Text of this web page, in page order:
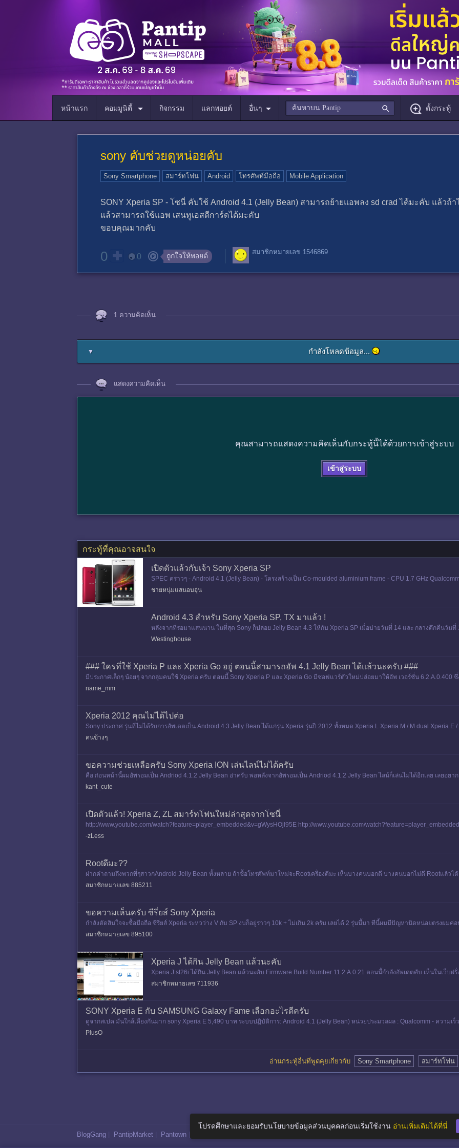
หน้าแรก คอมมูนิตี้ กิจกรรม แลกพอยต์ อื่นๆ ตั้งกระทู้
sony คับช่วยดูหน่อยคับ
Sony Smartphone สมาร์ทโฟน Android โทรศัพท์มือถือ Mobile Application
SONY Xperia SP - โซนี่ คับใช้ Android 4.1 (Jelly Bean) สามารถย้ายแอพลง sd crad ได้มะคับ แล้วถ้
แล้วสามารถใช้แอพ เสนทูเอสดีการ์ดได้มะคับ
ขอบคุณมากคับ
0 0 ถูกใจให้พอยต์ สมาชิกหมายเลข 1546869
1 ความคิดเห็น
▼ กำลังโหลดข้อมูล...
แสดงความคิดเห็น
คุณสามารถแสดงความคิดเห็นกับกระทู้นี้ได้ด้วยการเข้าสู่ระบบ
เข้าสู่ระบบ
กระทู้ที่คุณอาจสนใจ
เปิดตัวแล้วกับเจ้า Sony Xperia SP
SPEC คร่าวๆ - Android 4.1 (Jelly Bean) - โครงสร้างเป็น Co-moulded aluminium frame - CPU 1.7 GHz
นาดหน้าจอ 4.6 นิ้ว 1280 x 720 pixels - Son
ชายหนุ่มแสนอบอุ่น
Android 4.3 สำหรับ Sony Xperia SP, TX มาแล้ว !
หลังจากที่รอมาแสนนาน ในที่สุด Sony ก็ปล่อย Jelly Bean 4.3 ให้กับ Xperia SP เมื่อบ่ายวันที่ 14 และ กลางดึกคืนวันที่
ด้โลดผ่าน PC Companion นะครับ
Westinghouse
### ใครที่ใช้ Xperia P และ Xperia Go อยู่ ตอนนี้สามารถอัพ 4.1 Jelly Bean ได้แล้วนะครับ ###
มีประกาศเล็กๆ น้อยๆ จากกลุ่มคนใช้ Xperia ครับ ตอนนี้ Sony Xperia P และ Xperia Go มีซอฟแวร์ตัวใหม่ปล่อยมาให้อัพ เวอร์ชั่น 6.2.A.0.400
รุ่นนี
name_mm
Xperia 2012 คุณไม่ได้ไปต่อ
Sony ประกาศ รุ่นที่ไม่ได้รับการอัพเดตเป็น Android 4.3 Jelly Bean ได้แก่รุ่น Xperia รุ่นปี 2012 ทั้งหมด Xperia L Xperia M / M dual Xperia
4.3
คนข้างๆ
ขอความช่วยเหลือครับ Sony Xperia ION เล่นไลน์ไม่ได้ครับ
คือ ก่อนหน้านี้ผมอัพรอมเป็น Andriod 4.1.2 Jelly Bean อ่าครับ พอหลังจากอัพรอมเป็น Andriod 4.1.2 Jelly Bean ไลน์ก็เล่นไม่ได้อีกเลย เลย
รับผม
kant_cute
เปิดตัวแล้ว! Xperia Z, ZL สมาร์ทโฟนใหม่ล่าสุดจากโซนี่
http://www.youtube.com/watch?feature=player_embedded&v=gWysHOjl95E http://www.youtube.com/
หน้าจอขนาด 5 นิ้ว ความละเอ
-zLess
Rootดีมะ??
ฝากคำถามถึงพวกพี่ๆสาวกAndroid Jelly Bean ทั้งหลาย ถ้าซื้อโทรศัพท์มาใหม่จะRootเครื่องดีมะ เห็นบางคนบอกดี บางคนบอกไม่ดี Rootแล้วไ
บอกLineมีคนแฮกได้น้อ
สมาชิกหมายเลข 885211
ขอความเห็นครับ ซีรี่ยส์ Sony Xperia
กำลังตัดสินใจจะซื้อมือถือ ซีรี่ยส์ Xperia ระหวว่าง V กับ SP งบก็อยู่ราวๆ 10k + ไม่เกิน 2k ครับ เลยได้ 2 รุ่นนี้มา ทีนี้ผมมีปัญหานิดหน่อยตรงผม
ล่น
สมาชิกหมายเลข 895100
Xperia J ได้กิน Jelly Bean แล้วนะคับ
Xperia J st26i ได้กิน Jelly Bean แล้วนะคับ Firmware Build Number 11.2.A.0.21 ตอนนี้กำลังอัพเดตคับ เห็นในเว็บฝ
สมาชิกหมายเลข 711936
SONY Xperia E กับ SAMSUNG Galaxy Fame เลือกอะไรดีครับ
ดูจากสเปค มันใกล้เคียงกันมาก sony Xperia E 5,490 บาท ระบบปฏิบัติการ: Android 4.1 (Jelly Bean) หน่วยประมวลผล : Qualcomm - ความเร็
B การ์ดหน่วยความจำ mi
PlusO
อ่านกระทู้อื่นที่พูดคุยเกี่ยวกับ Sony Smartphone สมาร์ทโฟน
BlogGang PantipMarket Pantown
โปรดศึกษาและยอมรับนโยบายข้อมูลส่วนบุคคลก่อนเริ่มใช้งาน อ่านเพิ่มเติมได้ที่นี่